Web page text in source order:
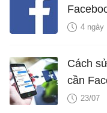
4 ngày
Cách
cần
23/07